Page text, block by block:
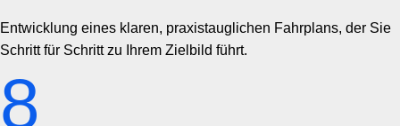
Entwicklung eines klaren, praxistauglichen Fahrplans, der Sie
Schritt für Schritt zu Ihrem Zielbild führt.
8